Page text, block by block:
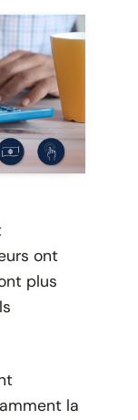
ont
plus
la